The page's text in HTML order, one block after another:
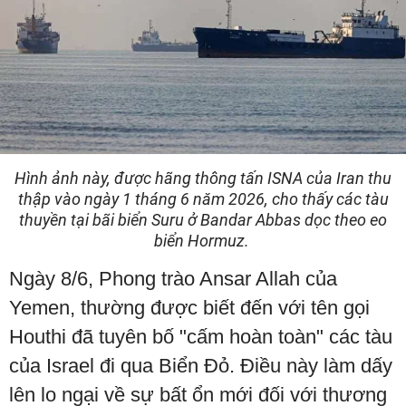
Hình ảnh này, được hãng thông tấn ISNA của Iran thu
thập vào ngày 1 tháng 6 năm 2026, cho thấy các tàu
thuyền tại bãi biển Suru ở Bandar Abbas dọc theo eo
biển Hormuz.
Ngày 8/6, Phong trào Ansar Allah của
Yemen, thường được biết đến với tên gọi
Houthi đã tuyên bố "cấm hoàn toàn" các tàu
của Israel đi qua Biển Đỏ. Điều này làm dấy
lên lo ngại về sự bất ổn mới đối với thương